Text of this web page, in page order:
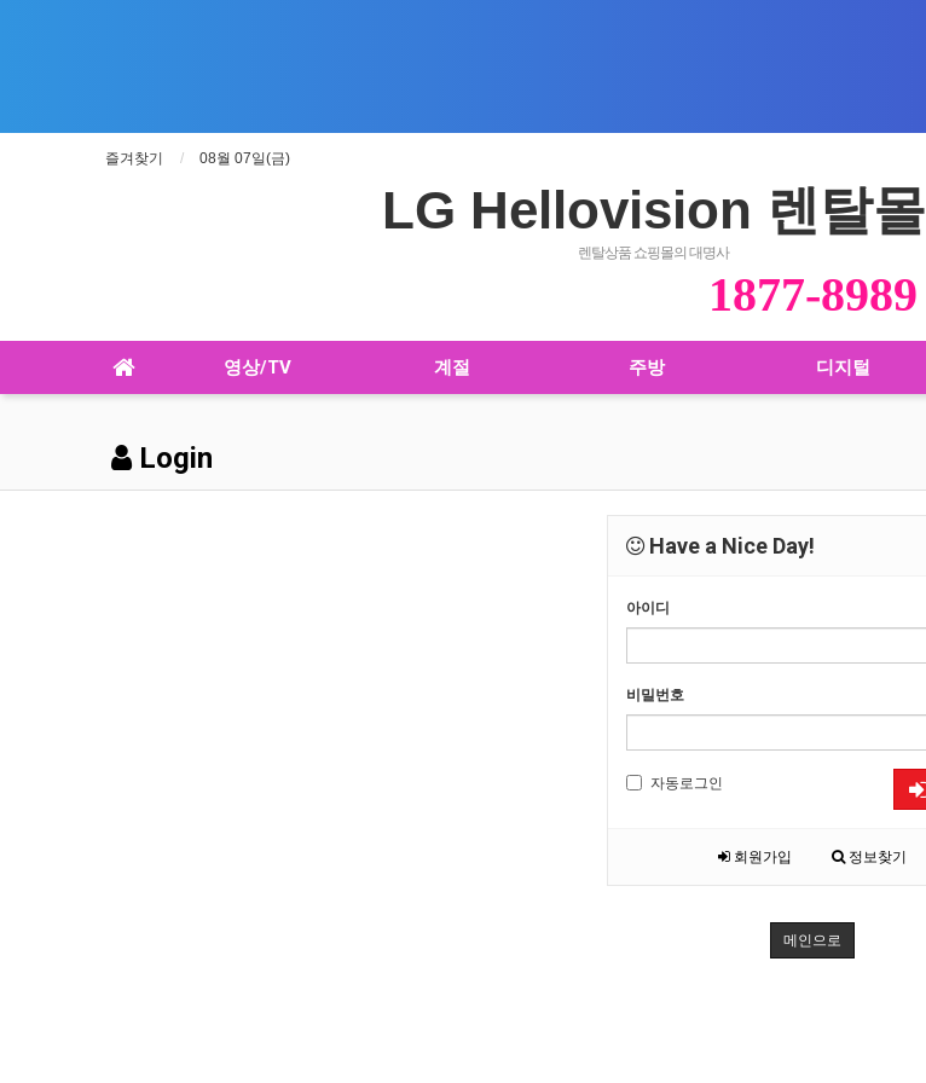
즐겨찾기 08월 07일(금)
LG Hellovision 렌탈몰
렌탈상품 쇼핑몰의 대명사
1877-8989
영상/TV 계절 주방 디지털
Login
Have a Nice Day!
아이디
비밀번호
자동로그인
회원가입 정보찾기
메인으로